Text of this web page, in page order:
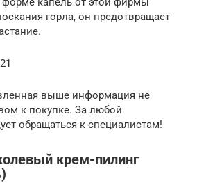
горла, он предотвращает
выше информация не
к покупке. За любой
обращаться к специалистам!
крем-пилинг